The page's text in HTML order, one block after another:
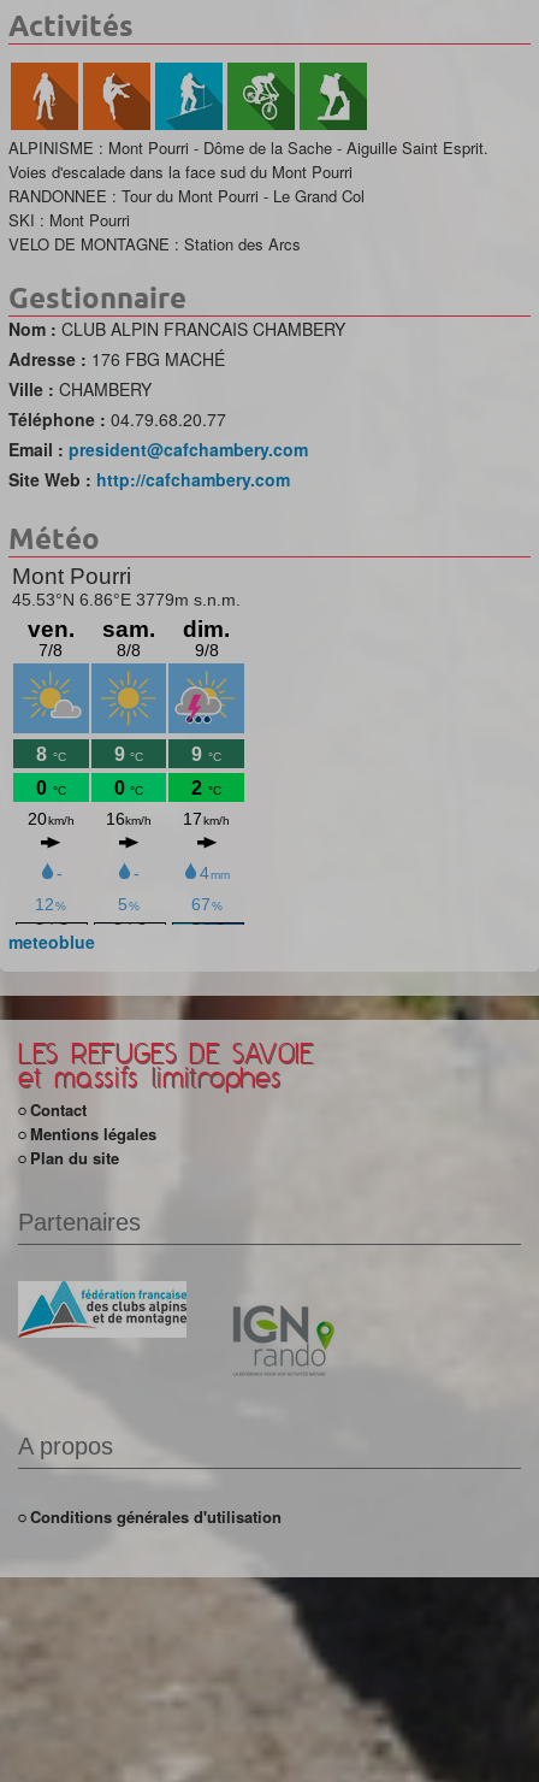
Activités
ALPINISME : Mont Pourri - Dôme de la Sache - Aiguille Saint Esprit.
Voies d'escalade dans la face sud du Mont Pourri
RANDONNEE : Tour du Mont Pourri - Le Grand Col
SKI : Mont Pourri
VELO DE MONTAGNE : Station des Arcs
Gestionnaire
Nom : CLUB ALPIN FRANCAIS CHAMBERY
Adresse : 176 FBG MACHÉ
Ville : CHAMBERY
Téléphone : 04.79.68.20.77
Email : president@cafchambery.com
Site Web : http://cafchambery.com
Météo
meteoblue
LES REFUGES DE SAVOIE
et massifs limitrophes
Contact
Mentions légales
Plan du site
Partenaires
A propos
Conditions générales d'utilisation